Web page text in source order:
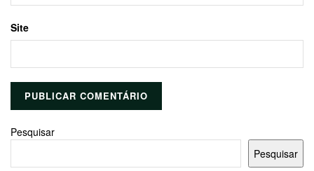
Site
Pesquisar
Pesquisar